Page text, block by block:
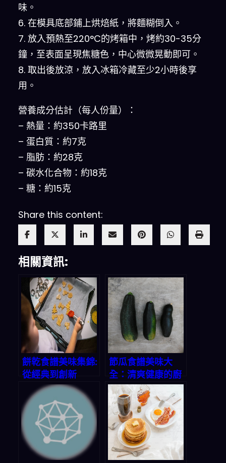
味。
6. 在模具底部鋪上烘焙紙，將麵糊倒入。
7. 放入預熱至220°C的烤箱中，烤約30-35分
鐘，至表面呈現焦糖色，中心微微晃動即可。
8. 取出後放涼，放入冰箱冷藏至少2小時後享
用。
營養成分估計（每人份量）：
– 熱量：約350卡路里
– 蛋白質：約7克
– 脂肪：約28克
– 碳水化合物：約18克
– 糖：約15克
Share this content:
相關資訊:
餅乾食譜美味集錦:
從經典到創新
節瓜食譜美味大
全：清爽健康的廚
房寶藏